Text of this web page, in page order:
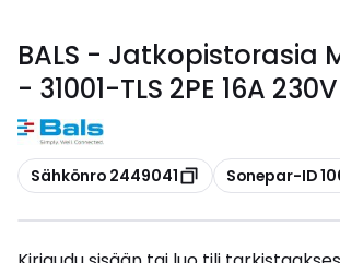
BALS - Jatkopistorasia
- 31001-TLS 2PE 16A
Kopioi
Sähkönro 2449041 Kopioi
Sonepar-ID